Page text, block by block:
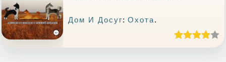
Дом И Досуг:Охота.